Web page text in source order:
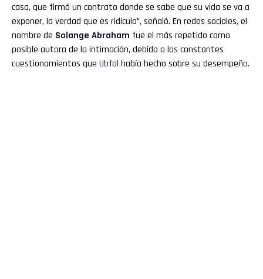
casa, que firmó un contrato donde se sabe que su vida se va a
exponer, la verdad que es ridículo”, señaló. En redes sociales, el
nombre de Solange Abraham fue el más repetido como
posible autora de la intimación, debido a los constantes
cuestionamientos que Ubfal había hecho sobre su desempeño.